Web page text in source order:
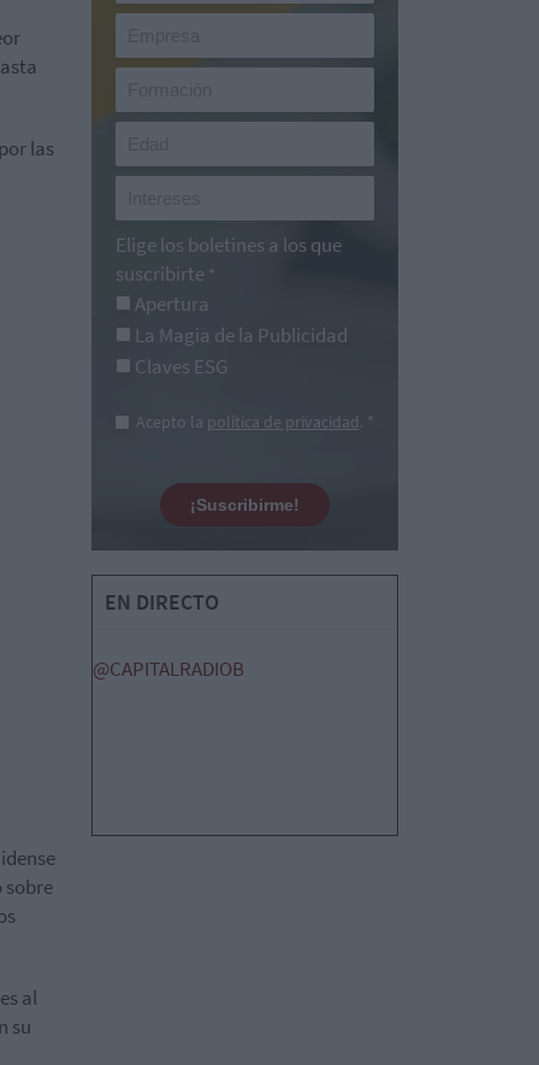
las
sobre
al
su
Elige los boletines a los que
suscribirte *
Apertura
La Magia de la Publicidad
Claves ESG
Acepto la política de privacidad. *
¡Suscribirme!
EN DIRECTO
@CAPITALRADIOB